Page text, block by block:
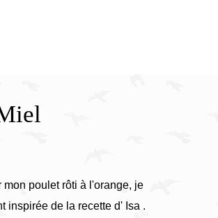
mon poulet rôti à l'orange, je
inspirée de la recette d' Isa .